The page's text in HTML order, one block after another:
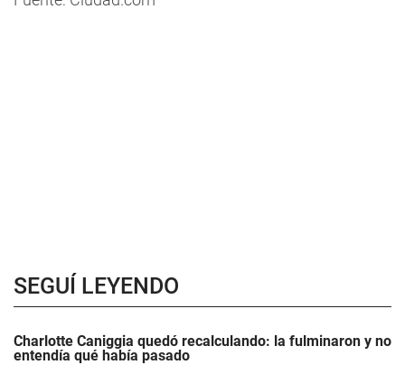
SEGUÍ LEYENDO
Charlotte Caniggia quedó recalculando: la fulminaron y no
entendía qué había pasado